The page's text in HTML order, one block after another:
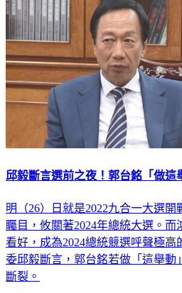
邱毅斷言選前之夜！郭台銘「做這
明（26）日就是2022九合一大選
矚目，攸關著2024年總統大選。
看好，成為2024總統競選呼聲極
委邱毅斷言，郭台銘若做「這舉動
斷裂。